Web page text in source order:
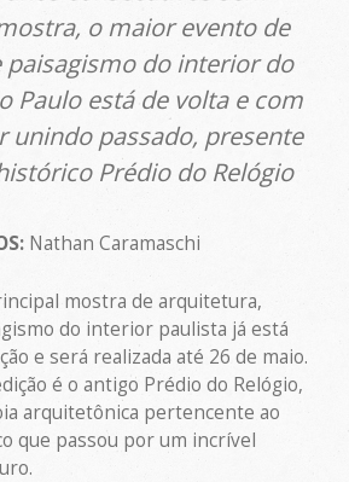
o maior evento de
paisagismo do interior do
Paulo está de volta e com
unindo passado, presente
Prédio do Relógio
Nathan Caramaschi
mostra de arquitetura,
do interior paulista já está
e será realizada até 26 de maio.
é o antigo Prédio do Relógio,
arquitetônica pertencente ao
que passou por um incrível